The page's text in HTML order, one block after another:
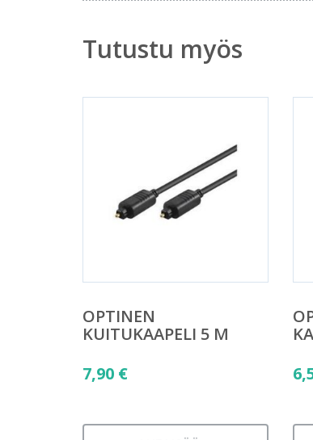
Tutustu myös
OPTINEN
KUITUKAAPELI 5 M
7,90 €